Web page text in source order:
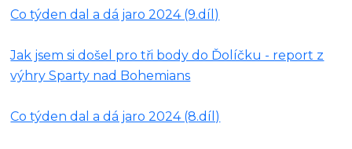
Co týden dal a dá jaro 2024 (9.díl)
Jak jsem si došel pro tři body do Ďolíčku - report z
výhry Sparty nad Bohemians
Co týden dal a dá jaro 2024 (8.díl)